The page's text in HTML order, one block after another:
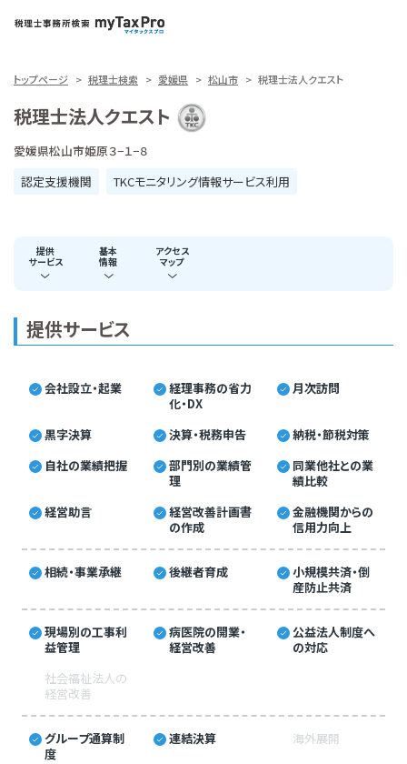
トップページ 税理士検索 愛媛県 松山市 税理士法人クエスト
税理士法人クエスト
愛媛県松山市姫原３−１−８
認定支援機関
TKCモニタリング情報サービス利用
提供
サービス
基本
情報
アクセス
マップ
提供サービス
会社設立・起業
経理事務の省力
化・DX
月次訪問
黒字決算 決算・税務申告
納税・節税対策
自社の業績把握
部門別の業績管
理
同業他社との業
績比較
経営助言
経営改善計画書
の作成
金融機関からの
信用力向上
相続・事業承継 後継者育成
小規模共済・倒
産防止共済
現場別の工事利
益管理
病医院の開業・
経営改善
公益法人制度へ
の対応
社会福祉法人の
経営改善
グループ通算制
度
連結決算 海外展開